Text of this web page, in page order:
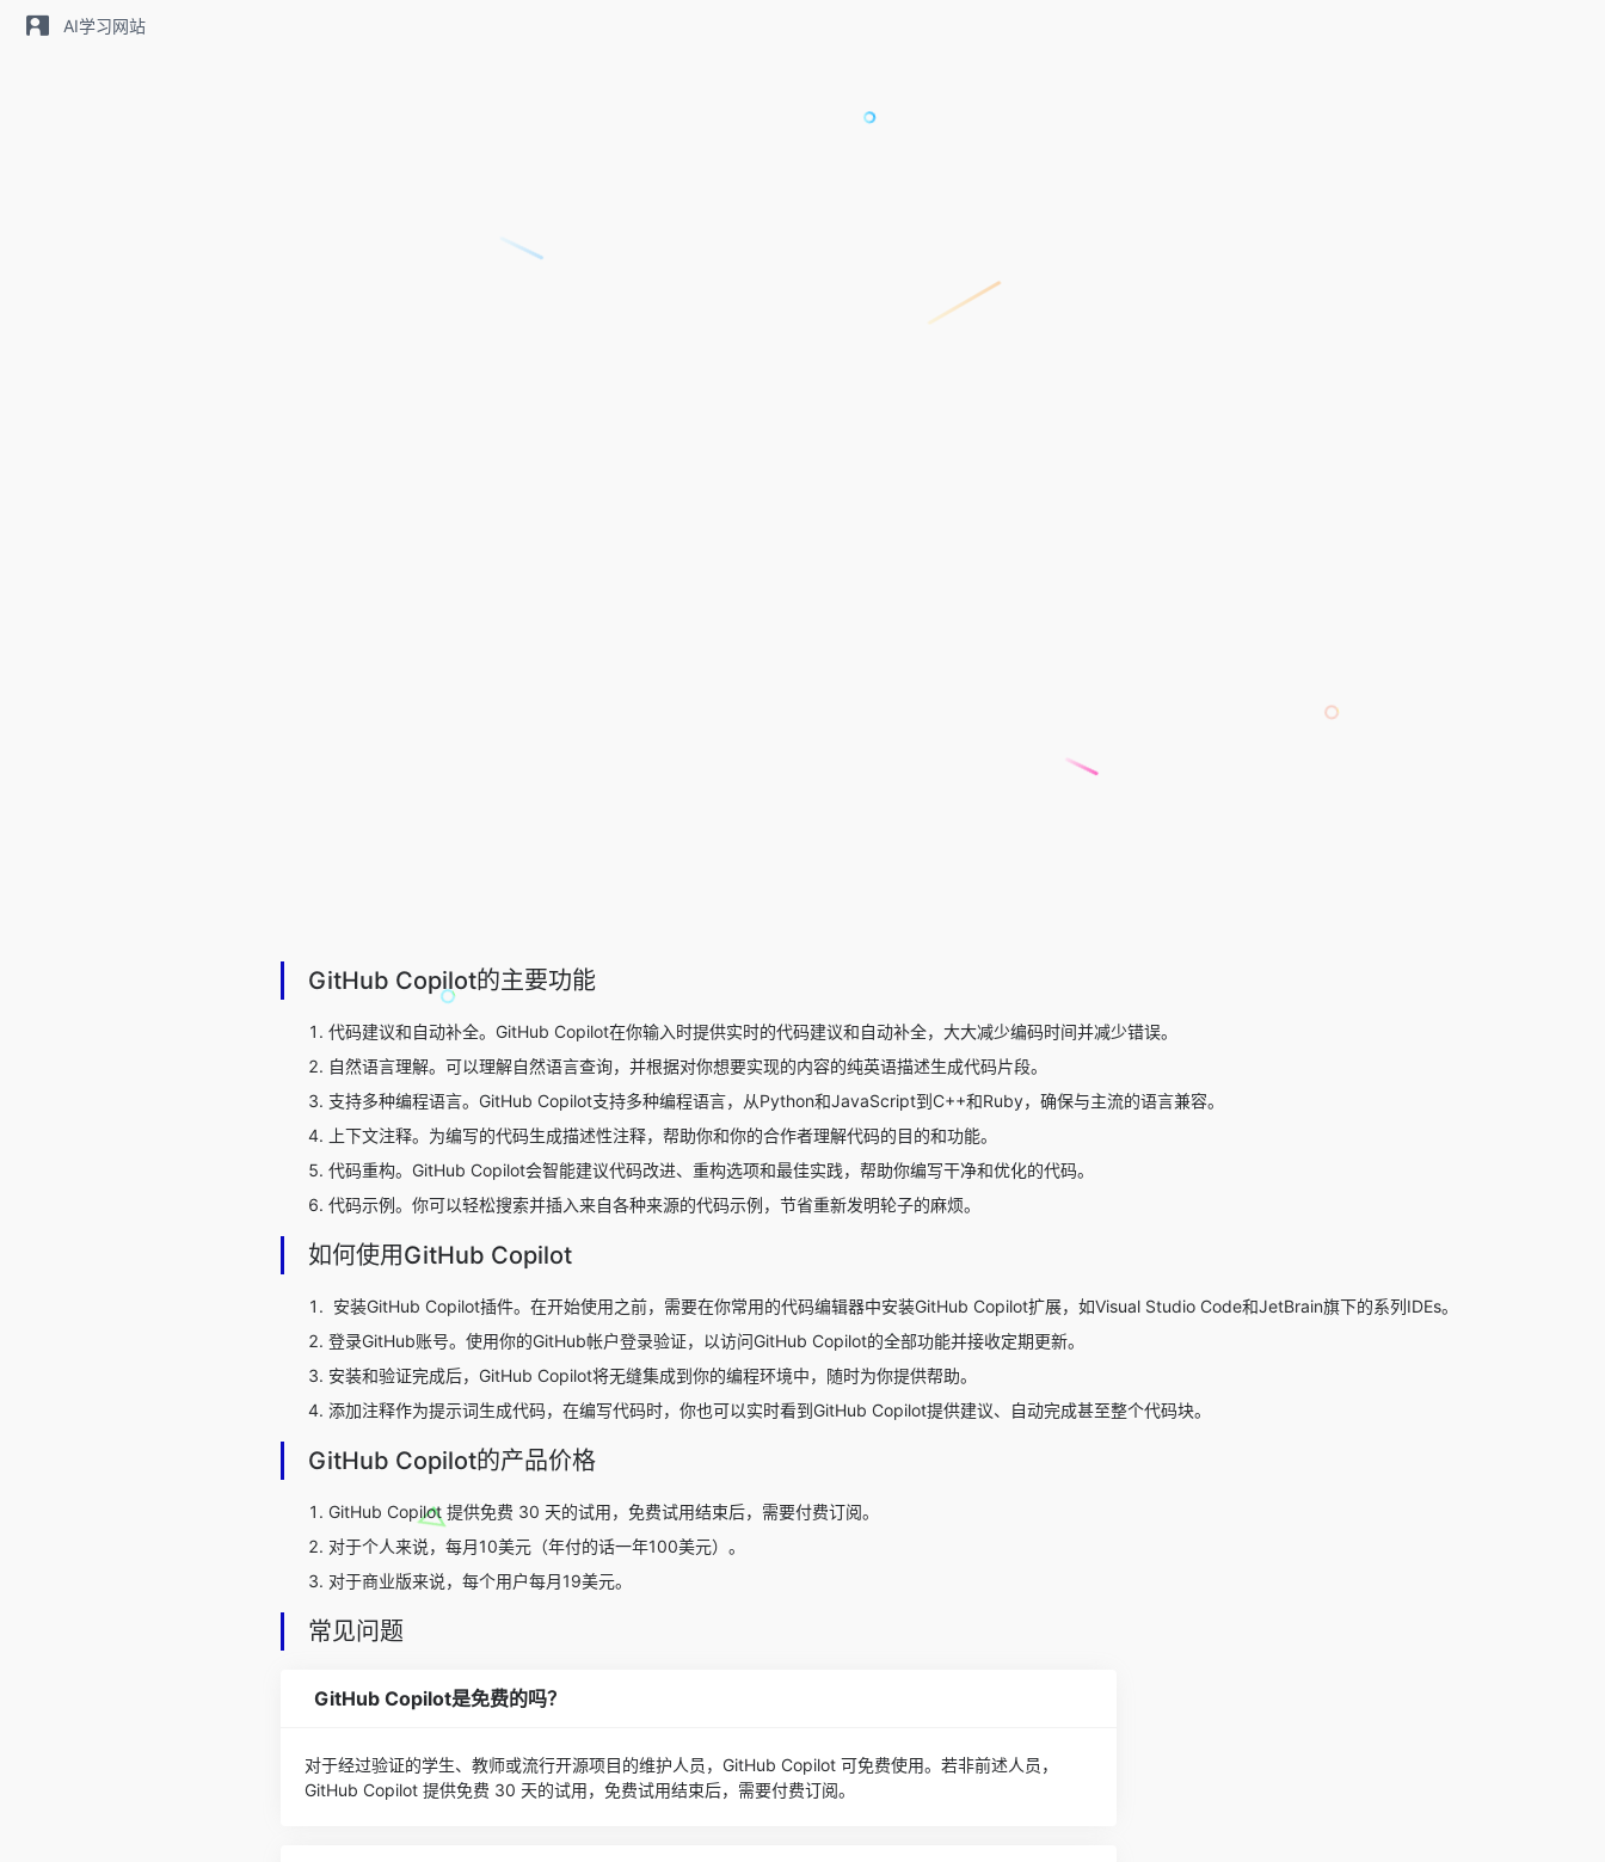
AI学习网站
GitHub Copilot的主要功能
代码建议和自动补全。GitHub Copilot在你输入时提供实时的代码建议和自动补全，大大减少编码时间并减少错误。
自然语言理解。可以理解自然语言查询，并根据对你想要实现的内容的纯英语描述生成代码片段。
支持多种编程语言。GitHub Copilot支持多种编程语言，从Python和JavaScript到C++和Ruby，确保与主流的语言兼容。
上下文注释。为编写的代码生成描述性注释，帮助你和你的合作者理解代码的目的和功能。
代码重构。GitHub Copilot会智能建议代码改进、重构选项和最佳实践，帮助你编写干净和优化的代码。
代码示例。你可以轻松搜索并插入来自各种来源的代码示例，节省重新发明轮子的麻烦。
如何使用GitHub Copilot
安装GitHub Copilot插件。在开始使用之前，需要在你常用的代码编辑器中安装GitHub Copilot扩展，如Visual Studio Code和JetBrain旗下的系列IDEs。
登录GitHub账号。使用你的GitHub帐户登录验证，以访问GitHub Copilot的全部功能并接收定期更新。
安装和验证完成后，GitHub Copilot将无缝集成到你的编程环境中，随时为你提供帮助。
添加注释作为提示词生成代码，在编写代码时，你也可以实时看到GitHub Copilot提供建议、自动完成甚至整个代码块。
GitHub Copilot的产品价格
GitHub Copilot 提供免费 30 天的试用，免费试用结束后，需要付费订阅。
对于个人来说，每月10美元（年付的话一年100美元）。
对于商业版来说，每个用户每月19美元。
常见问题
GitHub Copilot是免费的吗？
对于经过验证的学生、教师或流行开源项目的维护人员，GitHub Copilot 可免费使用。若非前述人员，
GitHub Copilot 提供免费 30 天的试用，免费试用结束后，需要付费订阅。